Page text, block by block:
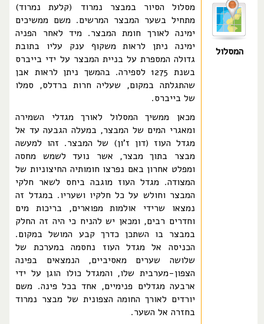
המסלול
מסלול הסיור במבצר נמרוד (קלעת נמרוד)
מתחיל בשער המבצר המרשים. משם ממשיכים
ימינה לאורך חומת המבצר. מיד לאחר הפניה
ימינה ניתן לראות משקוף ענק עליו בתובת
גדולה המספרת על בניית המבצר על ידי בייברס
בשנת 1275 לספירה. בהמשך ניתן לראות אבן
שהתגלתה במקום, שעליה חרות ברדלס, סמלו
של בייברס.
מכאן ממשיך המסלול לאורך מגדלי השמירה
ומאגרי המים של המבצר, במעלה הגבעה עד אל
מגדל העוז (דון ז'ון) של המבצר. זהו למעשה
מבצר בתוך מבצר, אשר נועד לשמש מחסה
ומפלט אחרון באם נפרצו חומותיה החיצוניות של
המצודה. מגדל העוז מוגבה ביחס לשאר חלקי
המבצר וחולש על כל חלקיו ושעריו. במגדל זה
נמצאו שרידי אולמות מפוארים, בריכות מים
וחדרים רבים, ומכאן יש להניח כי היה זה החלק
במבצר בו השתכן כדרך קבע המושל במקום.
הכניסה אל מגדל העוז נחסמה במערכת של
שלושה שערים מאסיביים, הנמצאים בפינה
הצפון-מערבית שלו, והמגדל כולו הוגן על ידי
ארבעה מגדלים פנימיים, אחד בכל פינה. משם
יורדים לאורך החומה הצפונית של מבצר נמרוד
בחזרה אל השער.